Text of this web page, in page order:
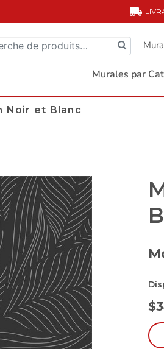
Murales par
Noir et Blanc
$